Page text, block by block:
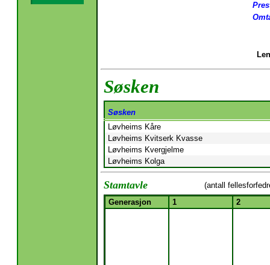
Søsken
Søsken
Løvheims Kåre
Løvheims Kvitserk Kvasse
Løvheims Kvergjelme
Løvheims Kolga
Stamtavle
(antall
Generasjon
1 2